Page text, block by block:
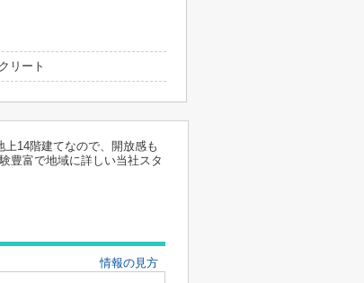
リート
14階建てなので、開放感も
豊富で地域に詳しい当社スタ
情報の見方